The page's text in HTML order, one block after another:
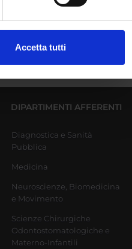
che hai fornito loro o
Accetta tutti
DIPARTIMENTI AFFERENTI
Diagnostica e Sanità
Pubblica
Medicina
Neuroscienze, Biomedicina
e Movimento
Scienze Chirurgiche
Odontostomatologiche e
Materno-Infantili